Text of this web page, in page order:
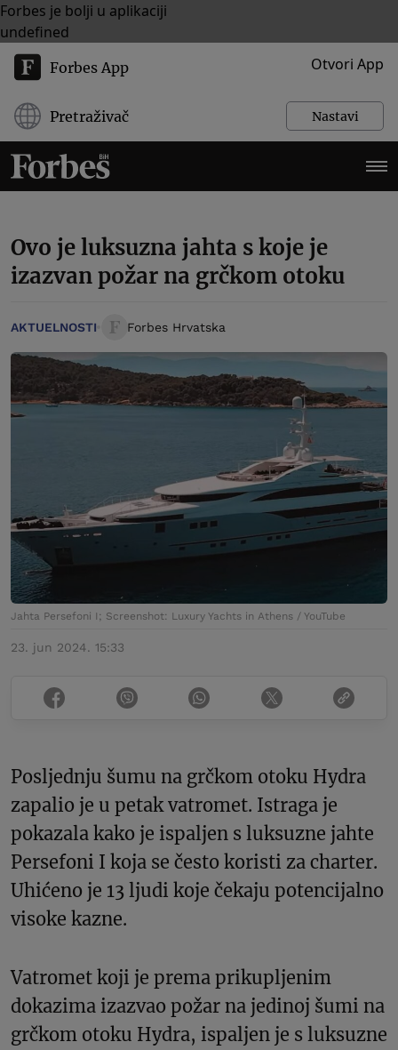
Forbes je bolji u aplikaciji
undefined
Forbes App Otvori App
Pretraživač Nastavi
Ovo je luksuzna jahta s koje je
izazvan požar na grčkom otoku
AKTUELNOSTI Forbes Hrvatska
Jahta Persefoni I; Screenshot: Luxury Yachts in Athens / YouTube
23. jun 2024. 15:33
Posljednju šumu na grčkom otoku Hydra
zapalio je u petak vatromet. Istraga je
pokazala kako je ispaljen s luksuzne jahte
Persefoni I koja se često koristi za charter.
Uhićeno je 13 ljudi koje čekaju potencijalno
visoke kazne.
Vatromet koji je prema prikupljenim
dokazima izazvao požar na jedinoj šumi na
grčkom otoku Hydra, ispaljen je s luksuzne